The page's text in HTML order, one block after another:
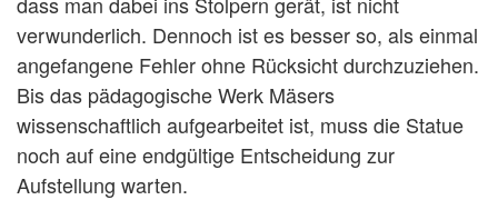
verwunderlich. Dennoch ist es besser so, als einmal
angefangene Fehler ohne Rücksicht durchzuziehen.
Bis das pädagogische Werk Mäsers
wissenschaftlich aufgearbeitet ist, muss die Statue
noch auf eine endgültige Entscheidung zur
Aufstellung warten.